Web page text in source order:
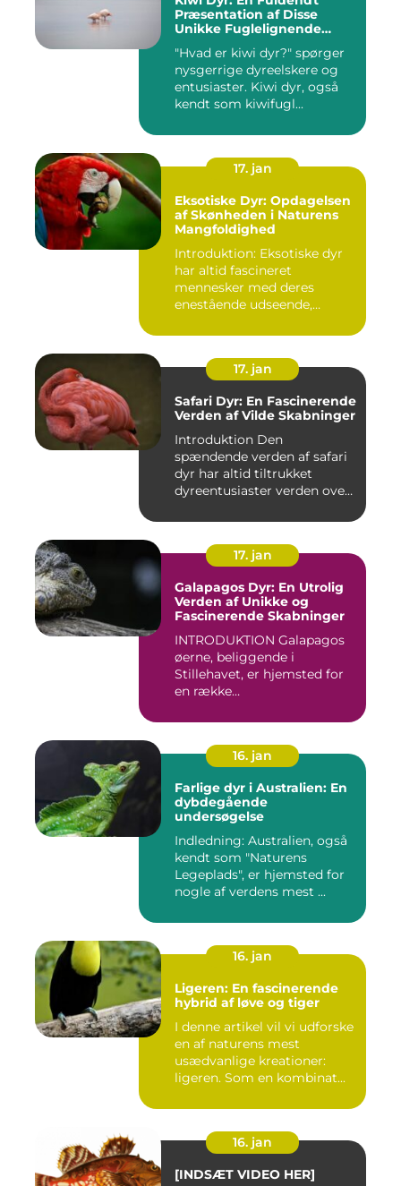
Præsentation af Disse
Unikke Fuglelignende
"Hvad er kiwi dyr?" spørger
nysgerrige dyreelskere og
entusiaster. Kiwi dyr, også
kendt som kiwifugl...
17. jan
Eksotiske Dyr: Opdagelsen
af Skønheden i Naturens
Mangfoldighed
Introduktion: Eksotiske dyr
har altid fascineret
mennesker med deres
enestående udseende,
17. jan
Safari Dyr: En Fascinerende
Verden af Vilde Skabninger
Introduktion Den
spændende verden af safari
dyr har altid tiltrukket
dyreentusiaster verden over.
17. jan
Galapagos Dyr: En Utrolig
Verden af Unikke og
Fascinerende Skabninger
INTRODUKTION Galapagos
øerne, beliggende i
Stillehavet, er hjemsted for
en række
16. jan
Farlige dyr i Australien: En
dybdegående
undersøgelse
Indledning: Australien, også
kendt som "Naturens
Legeplads", er hjemsted for
nogle af verdens mest ...
16. jan
Ligeren: En fascinerende
hybrid af løve og tiger
I denne artikel vil vi udforske
en af naturens mest
usædvanlige kreationer:
ligeren. Som en kombinat...
16. jan
[INDSÆT VIDEO HER]